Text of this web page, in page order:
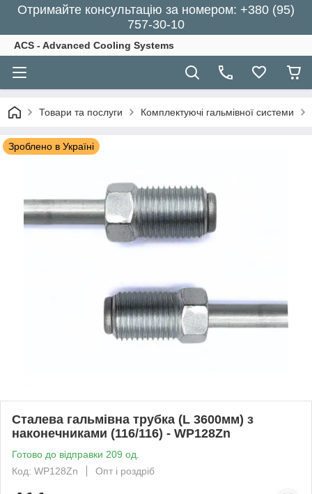
Отримайте консультацію за номером: +380 (95)
757-30-10
ACS - Advanced Cooling Systems
Товари та послуги Комплектуючі гальмівної системи
Зроблено в Україні
Сталева гальмівна трубка (L 3600мм) з
наконечниками (116/116) - WP128Zn
Готово до відправки 209 од.
Код: WP128Zn
Опт і роздріб